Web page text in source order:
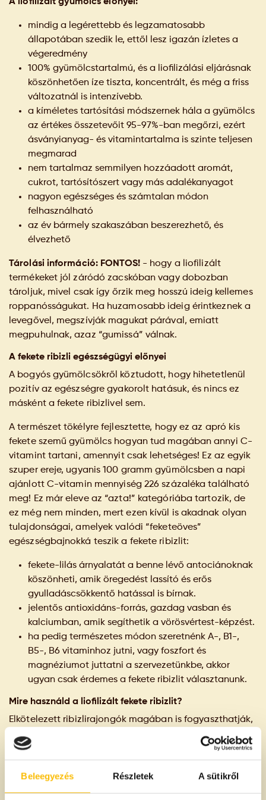
Beleegyezés Részletek A sütikről
mindig a legérettebb és legzamatosabb
állapotában szedik le, ettől lesz igazán ízletes a
végeredmény
100% gyümölcstartalmú, és a liofilizálási eljárásnak
köszönhetően íze tiszta, koncentrált, és még a friss
változatnál is intenzívebb.
a kíméletes tartósítási módszernek hála a gyümölcs
az értékes összetevőit 95-97%-ban megőrzi, ezért
ásványianyag- és vitamintartalma is szinte teljesen
megmarad
nem tartalmaz semmilyen hozzáadott aromát,
cukrot, tartósítószert vagy más adalékanyagot
nagyon egészséges és számtalan módon
felhasználható
az év bármely szakaszában beszerezhető, és
élvezhető
Tárolási információ: FONTOS! - hogy a liofilizált
termékeket jól záródó zacskóban vagy dobozban
tároljuk, mivel csak így őrzik meg hosszú ideig kellemes
roppanósságukat. Ha huzamosabb ideig érintkeznek a
levegővel, megszívják magukat párával, emiatt
megpuhulnak, azaz “gumissá” válnak.
A fekete ribizli egészségügyi előnyei
A bogyós gyümölcsökről köztudott, hogy hihetetlenül
pozitív az egészségre gyakorolt hatásuk, és nincs ez
másként a fekete ribizlivel sem.
A természet tökélyre fejlesztette, hogy ez az apró kis
fekete szemű gyümölcs hogyan tud magában annyi C-
vitamint tartani, amennyit csak lehetséges! Ez az egyik
szuper ereje, ugyanis 100 gramm gyümölcsben a napi
ajánlott C-vitamin mennyiség 226 százaléka található
meg! Ez már eleve az “azta!” kategóriába tartozik, de
ez még nem minden, mert ezen kívül is akadnak olyan
tulajdonságai, amelyek valódi “feketeöves”
egészségbajnokká teszik a fekete ribizlit:
fekete-lilás árnyalatát a benne lévő antociánoknak
köszönheti, amik öregedést lassító és erős
gyulladáscsökkentő hatással is bírnak.
jelentős antioxidáns-forrás, gazdag vasban és
kalciumban, amik segíthetik a vörösvértest-képzést.
ha pedig természetes módon szeretnénk A-, B1-,
B5-, B6 vitaminhoz jutni, vagy foszfort és
magnéziumot juttatni a szervezetünkbe, akkor
ugyan csak érdemes a fekete ribizlit választanunk.
Mire használd a liofilizált fekete ribizlit?
Elkötelezett ribizlirajongók magában is fogyaszthatják,
de remekül lehet vele ízesíteni desszerteket, hideg és
meleg italokat, sőt különféle ételekbe is
belecsempészhető: